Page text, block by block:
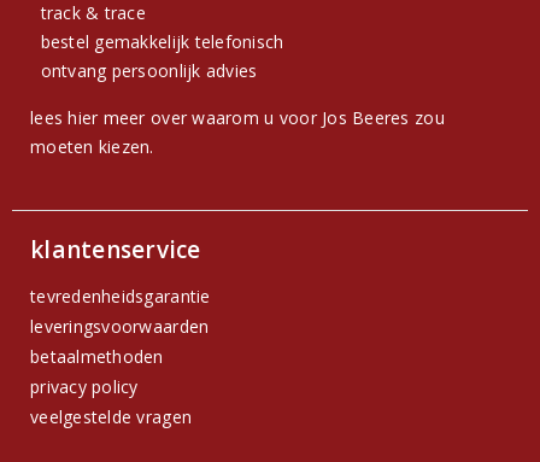
track & trace
bestel gemakkelijk telefonisch
ontvang persoonlijk advies
lees hier meer over waarom u voor Jos Beeres zou
moeten kiezen.
klantenservice
tevredenheidsgarantie
leveringsvoorwaarden
betaalmethoden
privacy policy
veelgestelde vragen